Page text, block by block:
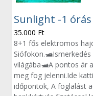
Sunlight -1
35.000 Ft
8+1 fős elektromos
világába🛥A pontos ár
meg fog jelenni.Ide
időpontok, A foglalást